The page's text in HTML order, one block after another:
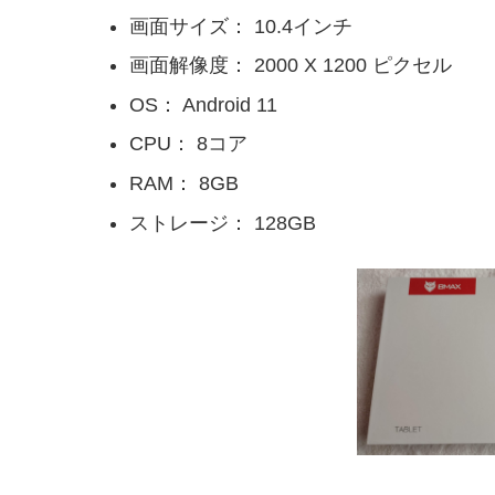
画面サイズ： 10.4インチ
画面解像度： 2000 X 1200 ピクセル
OS： Android 11
CPU： 8コア
RAM： 8GB
ストレージ： 128GB